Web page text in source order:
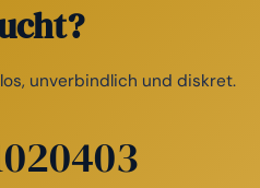
unverbindlich und diskret.